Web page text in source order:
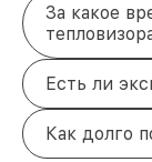
За какое
Есть ли
Как долго